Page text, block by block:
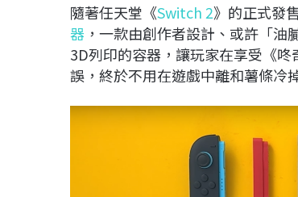
b
o
o
k
a
d
s
e
d
I
n
L
i
n
k
隨著任天堂《Switch 2》的正式發
器 ，一款由創作者設計、或許「油
3D列印的容器，讓玩家在享受《咚
誤，終於不用在遊戲中離和薯條冷